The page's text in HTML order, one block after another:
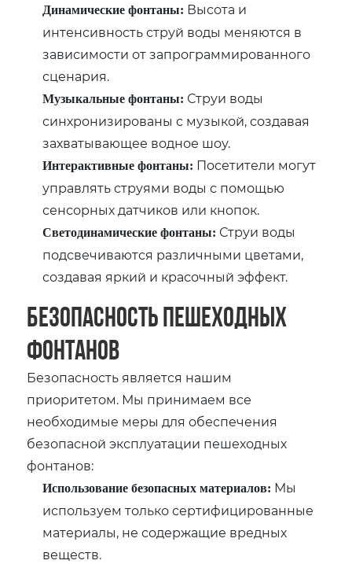
Динамические фонтаны: Высота и
интенсивность струй воды меняются в
зависимости от запрограммированного
сценария.
Музыкальные фонтаны: Струи воды
синхронизированы с музыкой, создавая
захватывающее водное шоу.
Интерактивные фонтаны: Посетители могут
управлять струями воды с помощью
сенсорных датчиков или кнопок.
Светодинамические фонтаны: Струи воды
подсвечиваются различными цветами,
создавая яркий и красочный эффект.
Безопасность пешеходных
фонтанов
Безопасность является нашим
приоритетом. Мы принимаем все
необходимые меры для обеспечения
безопасной эксплуатации пешеходных
фонтанов:
Использование безопасных материалов: Мы
используем только сертифицированные
материалы, не содержащие вредных
веществ.